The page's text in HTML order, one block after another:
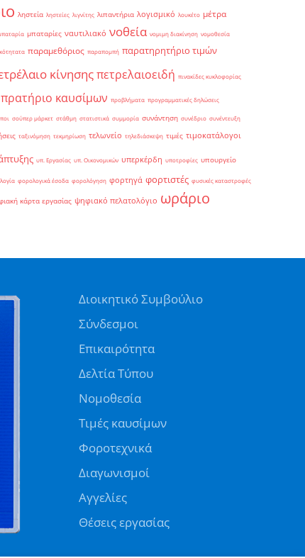
ληστεία ληστείες λιγνίτης λιπαντήρια λογισμικό λουκέτο μέτρα
μπαταρίες ναυτιλιακό νοθεία νομιμη διακίνηση νομοθεσία
παραμεθόριος παραπομπή παρατηρητήριο τιμών
κίνησηςπετρελαιοειδή πινακίδες κυκλοφορίας
πρατήριο καυσίμων προβλήματα προγραμματικές δηλώσεις
σούπερ μάρκετ στάθμη στατιστικά συμμορία συνάντηση συνέδριο συνέντευξη
ταξινόμηση τεκμηρίωση τελωνείο τηλεδιάσκεψη τιμές τιμοκατάλογοι
υπ. Εργασίας υπ. Οικονομικών υπερκέρδη υποτροφίες υπουργείο
φορολογικά έσοδα φορολόγηση φορτηγά φορτιστές φυσικές καταστροφές
κάρτα εργασίας ψηφιακό πελατολόγιο ωράριο
Διοικητικό Συμβούλιο
Σύνδεσμοι
Επικαιρότητα
Δελτία Τύπου
Νομοθεσία
Τιμές καυσίμων
Φοροτεχνικά
Διαγωνισμοί
Αγγελίες
Θέσεις εργασίας